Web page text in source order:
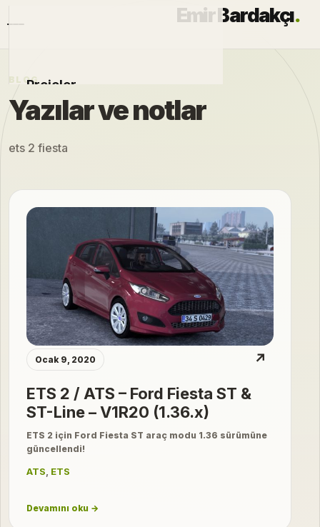
Emir Bardakçı.
Projeler
Otomobiller
Modlar
Hakkımda
BLOG
Yazılar ve notlar
ets 2 fiesta
Ocak 9, 2020 ↗
ETS 2 / ATS – Ford Fiesta ST &
ST-Line – V1R20 (1.36.x)
ETS 2 için Ford Fiesta ST araç modu 1.36 sürümüne
güncellendi!
ATS, ETS
Devamını oku →